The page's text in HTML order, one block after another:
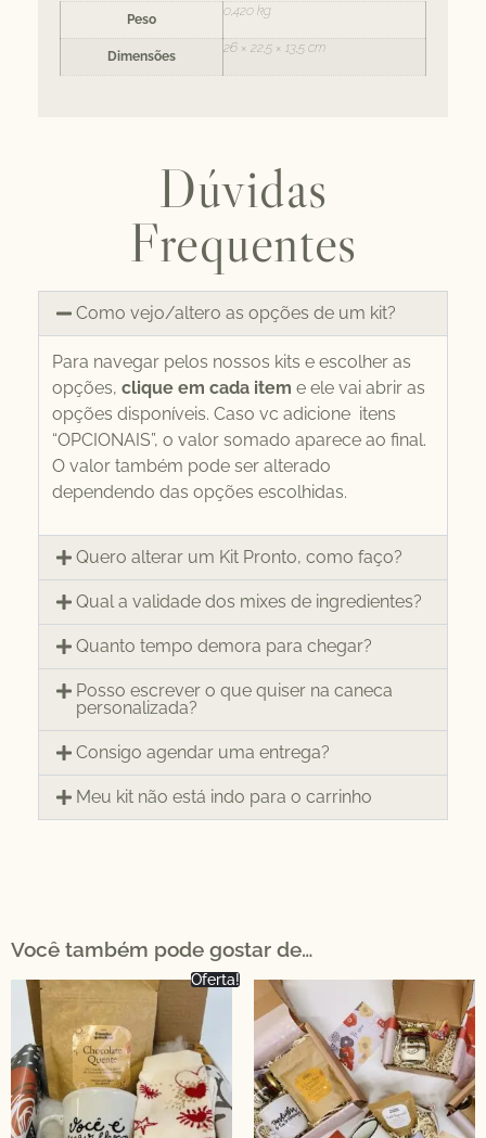
Dúvidas
Frequentes
Como vejo/altero as opções de um kit?
Para navegar pelos nossos kits e escolher as
opções, clique em cada item e ele vai abrir as
opções disponíveis. Caso vc adicione itens
“OPCIONAIS”, o valor somado aparece ao final.
O valor também pode ser alterado
dependendo das opções escolhidas.
Quero alterar um Kit Pronto, como faço?
Qual a validade dos mixes de ingredientes?
Quanto tempo demora para chegar?
Posso escrever o que quiser na caneca
personalizada?
Consigo agendar uma entrega?
Meu kit não está indo para o carrinho
Peso
0,420 kg
Dimensões
26 × 22,5 × 13,5 cm
Você também pode gostar de…
Oferta!